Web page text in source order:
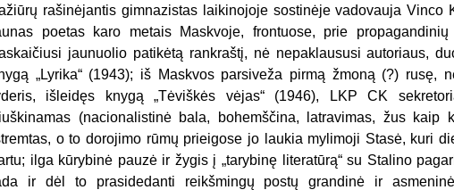
rašinėjantis gimnazistas laikinojoje sostinėje vadovauja Vinco
poetas karo metais Maskvoje, frontuose, prie
jaunuolio patikėtą rankraštį, nė nepaklaususi autoriaus,
„Lyrika“ (1943); iš Maskvos parsiveža pirmą žmoną (?) rusę,
išleidęs knygą „Tėviškės vėjas“ (1946), LKP CK
(nacionalistinė bala, bohemščina, latravimas, žus kaip
o to dorojimo rūmų prieigose jo laukia mylimoji Stasė, kuri
ilga kūrybinė pauzė ir žygis į „tarybinę literatūrą“ su Stalino
ir dėl to prasidedanti reikšmingų postų grandinė ir